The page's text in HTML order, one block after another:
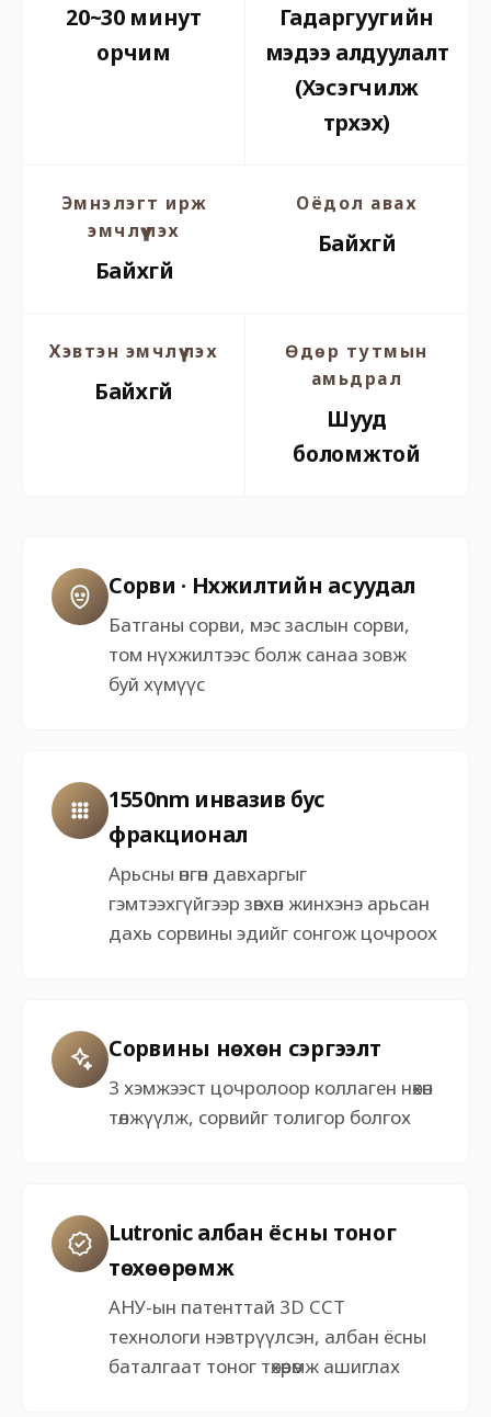
20~30 минут
орчим
Гадаргуугийн
мэдээ алдуулалт
(Хэсэгчилж
түрхэх)
Эмнэлэгт ирж
эмчлүүлэх
Байхгүй
Оёдол авах
Байхгүй
Хэвтэн эмчлүүлэх
Байхгүй
Өдөр тутмын
амьдрал
Шууд
боломжтой
Сорви · Нүхжилтийн асуудал
Батганы сорви, мэс заслын сорви,
том нүхжилтээс болж санаа зовж
буй хүмүүс
1550nm инвазив бус
фракционал
Арьсны өнгөн давхаргыг
гэмтээхгүйгээр зөвхөн жинхэнэ арьсан
дахь сорвины эдийг сонгож цочроох
Сорвины нөхөн сэргээлт
3 хэмжээст цочролоор коллаген нөхөн
төлжүүлж, сорвийг толигор болгох
Lutronic албан ёсны тоног
төхөөрөмж
АНУ-ын патенттай 3D CCT
технологи нэвтрүүлсэн, албан ёсны
баталгаат тоног төхөөрөмж ашиглах